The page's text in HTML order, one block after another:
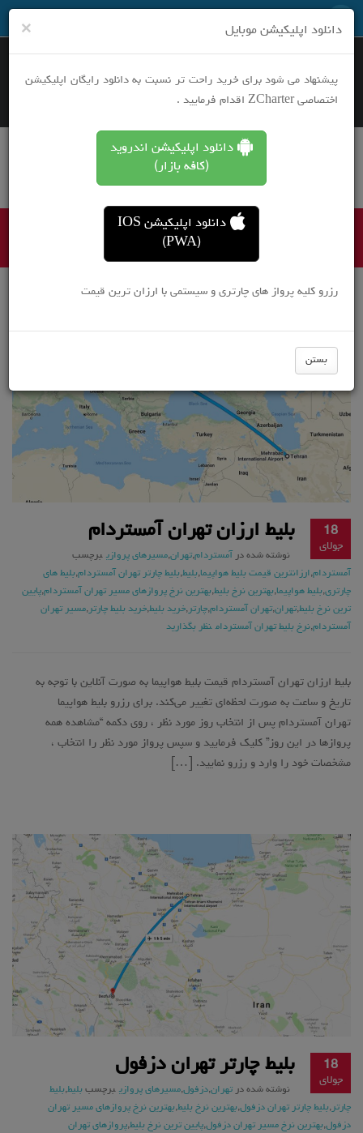
بلیط هواپیما یک طرفه
بلیط هواپیما رفت و برگشت
خرید بلیط چارتر
18
جولای
بلیط ارزان تهران آمستردام
نوشته شده در آمستردام,تهران,مسیرهای پروازی برچسب
آمستردام,ارزانترین قیمت بلیط هواپیما,بلیط,بلیط چارتر تهران آمستردام,بلیط های
چارتری,بلیط هواپیما,بهترین نرخ بلیط,بهترین نرخ پروازهای مسیر تهران آمستردام,پایین
ترین نرخ بلیط,تهران,تهران آمستردام,چارتر ,خرید بلیط,خرید بلیط چارتر ,مسیر تهران
آمستردام,نرخ بلیط تهران آمستردام نظر بگذارید
بلیط ارزان تهران آمستردام قیمت بلیط هواپیما به صورت آنلاین با توجه به
تاریخ و ساعت به صورت لحظه‌ای تغییر می‌کند. برای رزرو بلیط هواپیما
تهران آمستردام پس از انتخاب روز مورد نظر ، روی دکمه “مشاهده همه
پروازها در این روز” کلیک فرمایید و سپس پرواز مورد نظر را انتخاب ،
مشخصات خود را وارد و رزرو نمایید. […]
18
جولای
بلیط چارتر تهران دزفول
نوشته شده در تهران,دزفول,مسیرهای پروازی برچسب بلیط,بلیط
چارتر ,بلیط چارتر تهران دزفول,بهترین نرخ بلیط,بهترین نرخ پروازهای مسیر تهران
دزفول,بهترین نرخ مسیر تهران دزفول,پایین ترین نرخ بلیط,پروازهای تهران
× دانلود اپلیکیشن موبایل
پیشنهاد می شود برای خرید راحت تر نسبت به دانلود رایگان اپلیکیشن
اختصاصی ZCharter اقدام فرمایید .
دانلود اپلیکیشن اندروید
(کافه بازار)
دانلود اپلیکیشن IOS
(PWA)
رزرو کلیه پرواز های چارتری و سیستمی با ارزان ترین قیمت
بستن